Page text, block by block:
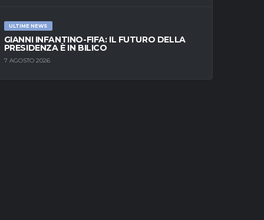
ULTIME NEWS
GIANNI INFANTINO-FIFA: IL FUTURO DELLA
PRESIDENZA È IN BILICO
7 AGOSTO 2026